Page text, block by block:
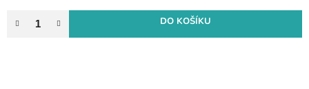
DO KOŠÍKU